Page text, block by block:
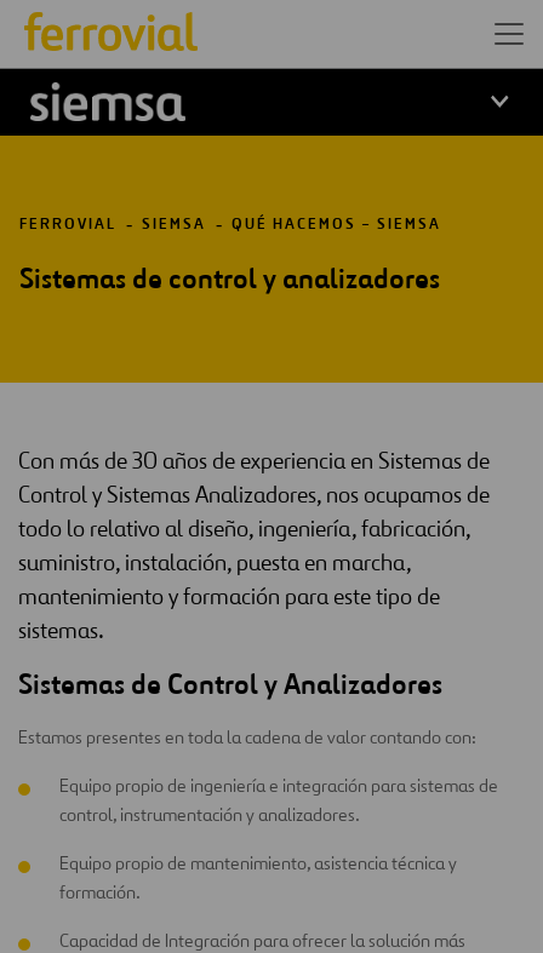
Logo Siemsa
FERROVIAL SIEMSA QUÉ HACEMOS – SIEMSA
Sistemas de control y analizadores
Con más de 30 años de experiencia en Sistemas de
Control y Sistemas Analizadores, nos ocupamos de
todo lo relativo al diseño, ingeniería, fabricación,
suministro, instalación, puesta en marcha,
mantenimiento y formación para este tipo de
sistemas.
Sistemas de Control y Analizadores
Estamos presentes en toda la cadena de valor contando con:
Equipo propio de ingeniería e integración para sistemas de
control, instrumentación y analizadores.
Equipo propio de mantenimiento, asistencia técnica y
formación.
Capacidad de Integración para ofrecer la solución más